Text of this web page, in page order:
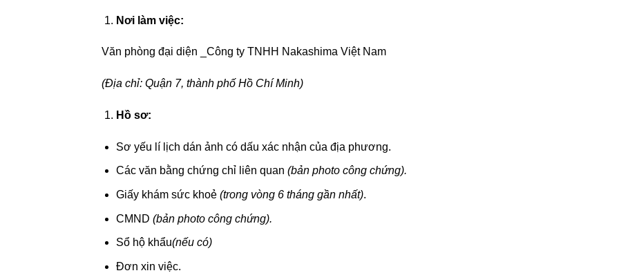
Nơi làm việc:
Văn phòng đại diện _Công ty TNHH Nakashima Việt Nam
(Địa chỉ: Quận 7, thành phố Hồ Chí Minh)
Hồ sơ:
Sơ yếu lí lịch dán ảnh có dấu xác nhận của địa phương.
Các văn bằng chứng chỉ liên quan (bản photo công chứng).
Giấy khám sức khoẻ (trong vòng 6 tháng gần nhất).
CMND (bản photo công chứng).
Sổ hộ khẩu(nếu có)
Đơn xin việc.